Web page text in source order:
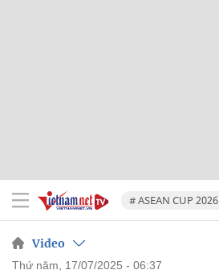
# ASEAN CUP 2026
Video
thứ năm, 17/07/2025 - 06:37